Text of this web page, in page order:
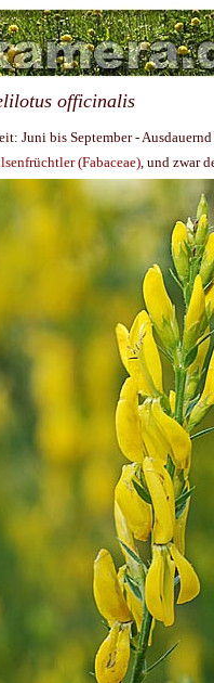
officinalis
Juni bis September - Ausdauernd
(Fabaceae), und zwar